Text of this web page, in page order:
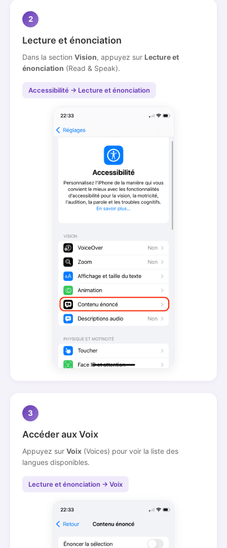
2
Lecture et énonciation
Dans la section Vision, appuyez sur Lecture et
énonciation (Read & Speak).
Accessibilité → Lecture et énonciation
3
Accéder aux Voix
Appuyez sur Voix (Voices) pour voir la liste des
langues disponibles.
Lecture et énonciation → Voix